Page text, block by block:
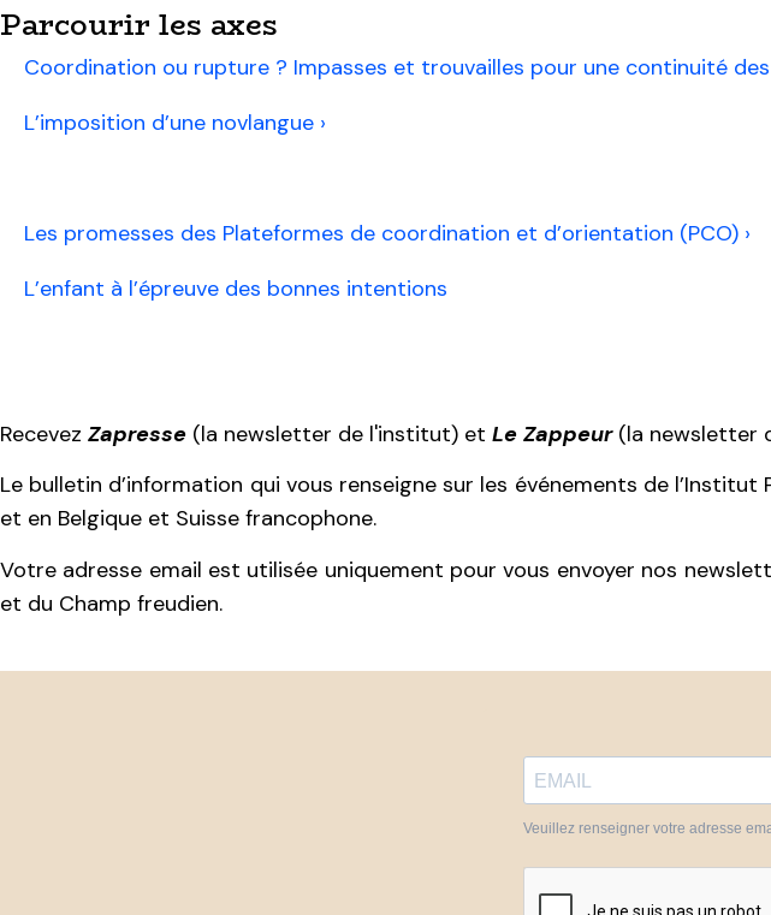
Parcourir les axes
Coordination ou rupture ? Impasses et trouvailles pour une continuité des
L’imposition d’une novlangue ›
Les promesses des Plateformes de coordination et d’orientation (PCO) ›
L’enfant à l’épreuve des bonnes intentions
Recevez Zapresse (la newsletter de l'institut) et Le Zappeur(la newsletter
Le bulletin d’information qui vous renseigne sur les événements de
et en Belgique et Suisse francophone.
Votre adresse email est utilisée uniquement pour vous envoyer nos
et du Champ freudien.
Veuillez renseigner votre adresse